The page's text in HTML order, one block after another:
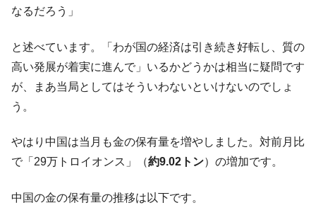
Fact1
日本人マスターズ挑戦の歴史。松山以前に最高位
Fact1
甲子園通算本塁打、最多の清原に次いで多く打っ
ている意外な選手とは？
Fact1 セレクトセールの高額取引馬が稼いだ金額とは？
なるだろう」
と述べています。「わが国の経済は引き続き好転し、質の
高い発展が着実に進んで」いるかどうかは相当に疑問です
が、まあ当局としてはそういわないといけないのでしょ
う。
やはり中国は当月も金の保有量を増やしました。対前月比
で「29万トロイオンス」（約9.02トン）の増加です。
中国の金の保有量の推移は以下です。